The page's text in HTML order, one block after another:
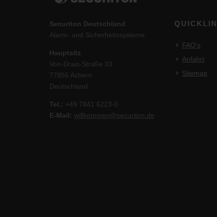
Securiton Deutschland
Alarm- und Sicherheitssysteme
Hauptsitz
Von-Drais-Straße 33
77855 Achern
Deutschland
Tel.: +49 7841 6223-0
E-Mail: willkommen@securiton.de
FAQ's
Anfahrt
Sitemap